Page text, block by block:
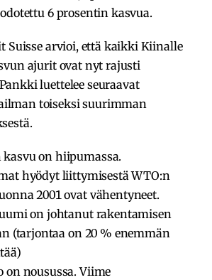
6 prosentin kasvua.
Suisse arvioi, että kaikki Kiinalle
ajurit ovat nyt rajusti
luettelee seuraavat
toiseksi suurimman
on hiipumassa.
hyödyt liittymisestä WTO:n
2001 ovat vähentyneet.
on johtanut rakentamisen
(tarjontaa on 20 % enemmän
on nousussa. Viime